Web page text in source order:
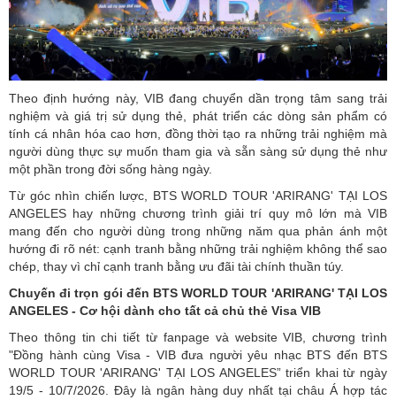
Theo định hướng này, VIB đang chuyển dần trọng tâm sang trải
nghiệm và giá trị sử dụng thẻ, phát triển các dòng sản phẩm có
tính cá nhân hóa cao hơn, đồng thời tạo ra những trải nghiệm mà
người dùng thực sự muốn tham gia và sẵn sàng sử dụng thẻ như
một phần trong đời sống hàng ngày.
Từ góc nhìn chiến lược, BTS WORLD TOUR 'ARIRANG' TẠI LOS
ANGELES hay những chương trình giải trí quy mô lớn mà VIB
mang đến cho người dùng trong những năm qua phản ánh một
hướng đi rõ nét: cạnh tranh bằng những trải nghiệm không thể sao
chép, thay vì chỉ cạnh tranh bằng ưu đãi tài chính thuần túy.
Chuyến đi trọn gói đến BTS WORLD TOUR 'ARIRANG' TẠI LOS
ANGELES - Cơ hội dành cho tất cả chủ thẻ Visa VIB
Theo thông tin chi tiết từ fanpage và website VIB, chương trình
"Đồng hành cùng Visa - VIB đưa người yêu nhạc BTS đến BTS
WORLD TOUR 'ARIRANG' TẠI LOS ANGELES” triển khai từ ngày
19/5 - 10/7/2026. Đây là ngân hàng duy nhất tại châu Á hợp tác